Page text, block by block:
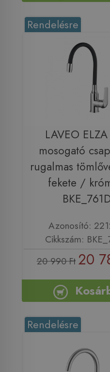
Rendelésre
LAVEO
mosogató
rugalmas
fekete /
Azonosító:
Cikkszám:
20 990 Ft 20
Rendelésre